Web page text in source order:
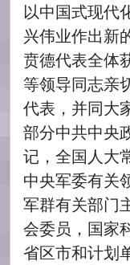
以中国式现代
兴伟业作出新
贲德代表全体
等领导同志亲
代表，并同大
部分中共中央
记，全国人大
中央军委有关
军群有关部门
会委员，国家
省区市和计划